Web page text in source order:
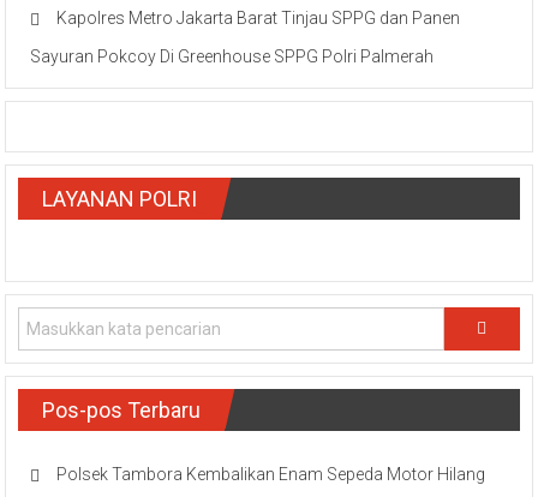
Kapolres Metro Jakarta Barat Tinjau SPPG dan Panen
Sayuran Pokcoy Di Greenhouse SPPG Polri Palmerah
LAYANAN POLRI
Pos-pos Terbaru
Polsek Tambora Kembalikan Enam Sepeda Motor Hilang